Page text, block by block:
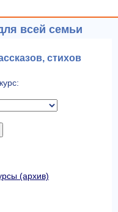
всей семьи
стихов
(архив)